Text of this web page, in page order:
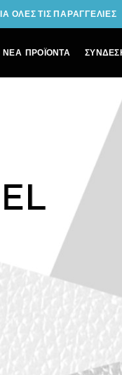
ΟΛΕΣ ΤΙΣ ΠΑΡΑΓΓΕΛΙΕΣ
ΝΕΑ ΠΡΟΪΟΝΤΑ